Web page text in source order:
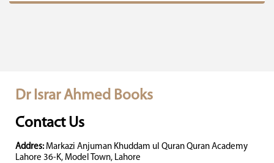
Dr Israr Ahmed Books
Contact Us
Addres: Markazi Anjuman Khuddam ul Quran Quran Academy
Lahore 36-K, Model Town, Lahore